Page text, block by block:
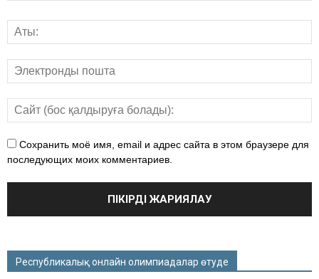
Сохранить моё имя, email и адрес сайта в этом браузере для
последующих моих комментариев.
Республикалық онлайн олимпиадалар өтуде